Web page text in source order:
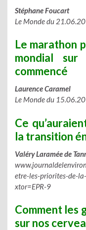
Stéphane Foucart
Le Monde du
Le marathon
mondial
commencé
Laurence Caramel
Le Monde du
Ce
la transition
Valéry Laramée de
etre-les-priorites-de-
xtor=EPR-9
Comment les
sur nos